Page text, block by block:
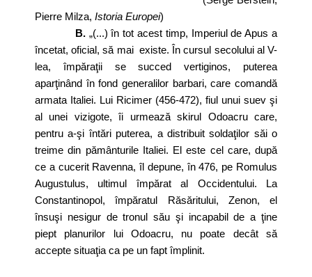
Pierre Milza, Istoria Europei)
B. „(...) în tot acest timp, Imperiul de Apus a
încetat, oficial, să mai existe. În cursul secolului al V-
lea, împăraţii se succed vertiginos, puterea
aparţinând în fond generalilor barbari, care comandă
armata Italiei. Lui Ricimer (456-472), fiul unui suev şi
al unei vizigote, îi urmează skirul Odoacru care,
pentru a-şi întări puterea, a distribuit soldaţilor săi o
treime din pământurile Italiei. El este cel care, după
ce a cucerit Ravenna, îl depune, în 476, pe Romulus
Augustulus, ultimul împărat al Occidentului. La
Constantinopol, împăratul Răsăritului, Zenon, el
însuşi nesigur de tronul său şi incapabil de a ţine
piept planurilor lui Odoacru, nu poate decât să
accepte situaţia ca pe un fapt împlinit.